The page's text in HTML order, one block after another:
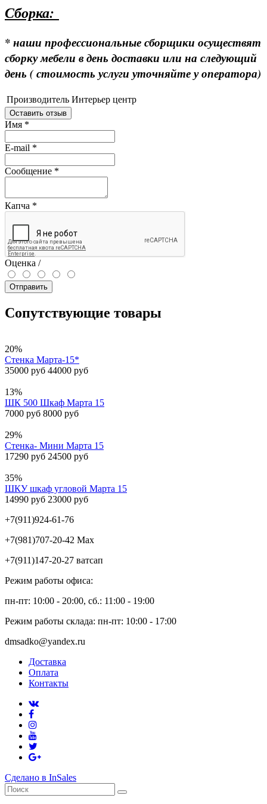
Сборка:
* наши профессиональные сборщики осуществят
сборку мебели в день доставки или на следующий
день ( стоимость услуги уточняйте у оператора)
Производитель Интерьер центр
Оставить отзыв
Имя *
E-mail *
Сообщение *
Капча *
Оценка /
Отправить
Сопутствующие товары
20%
Стенка Марта-15*
35000 руб 44000 руб
13%
ШК 500 Шкаф Марта 15
7000 руб 8000 руб
29%
Стенка- Мини Марта 15
17290 руб 24500 руб
35%
ШКУ шкаф угловой Марта 15
14990 руб 23000 руб
+7(911)924-61-76
+7(981)707-20-42 Max
+7(911)147-20-27 ватсап
Режим работы офиса:
пн-пт: 10:00 - 20:00, сб.: 11:00 - 19:00
Режим работы склада: пн-пт: 10:00 - 17:00
dmsadko@yandex.ru
Доставка
Оплата
Контакты
Сделано в InSales